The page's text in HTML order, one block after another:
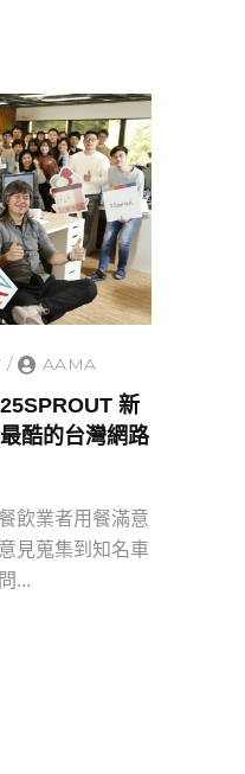
/ AAMA
新
酷的台灣網路
飲業者用餐滿意
見蒐集到知名車
...